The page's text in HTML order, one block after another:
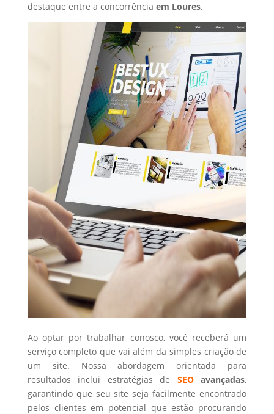
destaque entre a concorrência em Loures.
Ao optar por trabalhar conosco, você receberá um
serviço completo que vai além da simples criação de
um site. Nossa abordagem orientada para
resultados inclui estratégias de SEOavançadas,
garantindo que seu site seja facilmente encontrado
pelos clientes em potencial que estão procurando